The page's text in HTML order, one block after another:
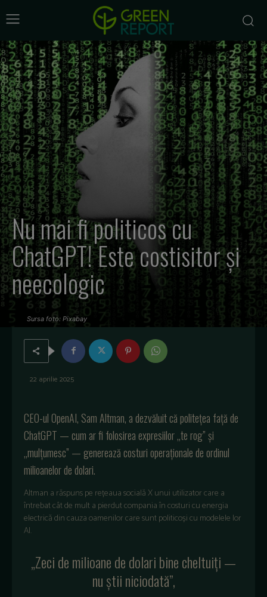
Nu mai fi politicos cu
ChatGPT! Este costisitor și
neecologic
Sursa foto: Pixabay
22 aprilie 2025
CEO-ul OpenAI, Sam Altman, a dezvăluit că politețea față de
ChatGPT — cum ar fi folosirea expresiilor „te rog” și
„mulțumesc” — generează costuri operaționale de ordinul
milioanelor de dolari.
Altman a răspuns pe rețeaua socială X unui utilizator care a
întrebat cât de mult a pierdut compania în costuri cu energia
electrică din cauza oamenilor care sunt politicoși cu modelele lor
AI.
„Zeci de milioane de dolari bine cheltuiți —
nu știi niciodată”,